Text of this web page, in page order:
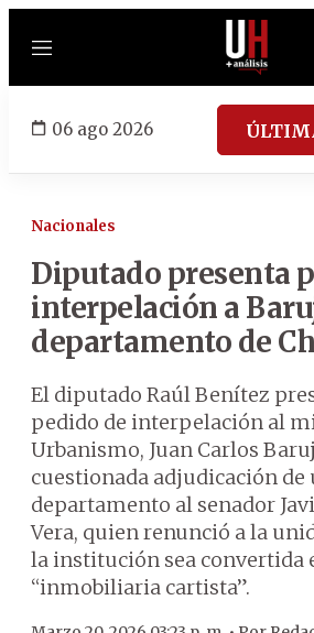
Menú
06 ago 2026
Nacionales
Diputado presenta
interpelación a
departamento de
El diputado Raúl Benítez
pedido de interpelación al
Urbanismo, Juan Carlos
cuestionada adjudicación de
departamento al senador
Vera, quien renunció a la
la institución sea convertida
“inmobiliaria cartista”.